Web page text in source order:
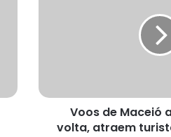
Voos de Maceió
volta, atraem